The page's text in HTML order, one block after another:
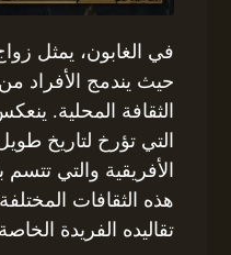
في الغابون، يمثل
حيث يندمج الأفراد
الثقافة المحلية.
التي تؤرخ لتاريخ
الأفريقية والتي
هذه الثقافات
تقاليده الفريدة